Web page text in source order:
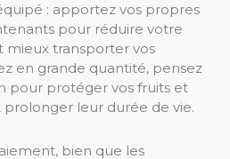
: apportez vos propres
pour réduire votre
transporter vos
en grande quantité, pensez
pour protéger vos fruits et
prolonger leur durée de vie.
bien que les